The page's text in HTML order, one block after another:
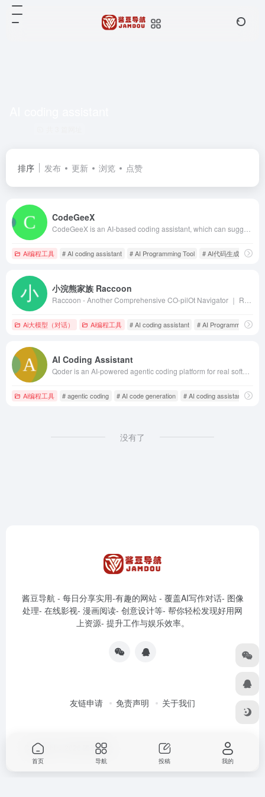
排序 发布 更新 浏览 点赞
CodeGeeX
Ai编程工具 # AI coding assistant # AI Programming Tool # AI代码生成
小浣熊家族 Raccoon
Ai大模型（对话） Ai编程工具 # AI coding assistant # AI Programming Tool
AI Coding Assistant
Ai编程工具 # agentic coding # AI code generation # AI coding assistant
没有了
酱豆导航 - 每日分享实用-有趣的网站 - 覆盖AI写作对话- 图像
处理- 在线影视- 漫画阅读- 创意设计等- 帮你轻松发现好用网
上资源- 提升工作与娱乐效率。
友链申请 免责声明 关于我们
Copyright © 2026 酱豆导航
首页 导航 投稿 我的